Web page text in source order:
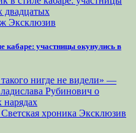
Эксклюзив
кабаре: участницы окунулись в
Светская хроника Эксклюзив